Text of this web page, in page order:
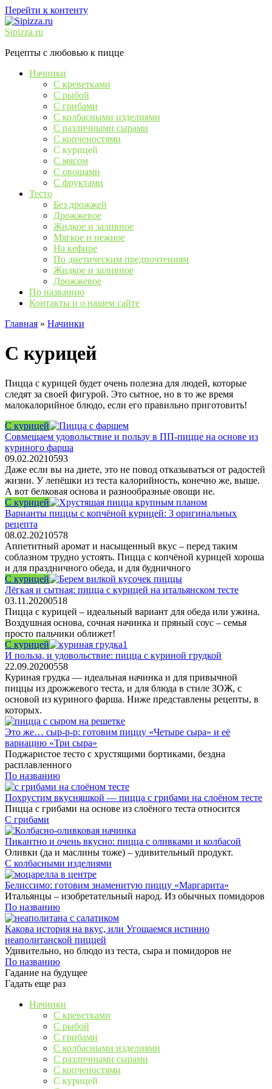
Перейти к контенту
Sipizza.ru
Рецепты с любовью к пицце
Начинки
С креветками
С рыбой
С грибами
С колбасными изделиями
С различными сырами
С копченостями
С курицей
С мясом
С овощами
С фруктами
Тесто
Без дрожжей
Дрожжевое
Жидкое и заливное
Мягкое и нежное
На кефире
По диетическим предпочтениям
Жидкое и заливное
Дрожжевое
По названию
Контакты и о нашем сайте
Главная » Начинки
С курицей
Пицца с курицей будет очень полезна для людей, которые
следят за своей фигурой. Это сытное, но в то же время
малокалорийное блюдо, если его правильно приготовить!
С курицей
Совмещаем удовольствие и пользу в ПП-пицце на основе из
куриного фарша
09.02.20210593
Даже если вы на диете, это не повод отказываться от радостей
жизни. У лепёшки из теста калорийность, конечно же, выше.
А вот белковая основа и разнообразные овощи не.
С курицей
Варианты пиццы с копчёной курицей: 3 оригинальных
рецепта
08.02.20210578
Аппетитный аромат и насыщенный вкус – перед таким
соблазном трудно устоять. Пицца с копчёной курицей хороша
и для праздничного обеда, и для будничного
С курицей
Лёгкая и сытная: пицца с курицей на итальянском тесте
03.11.20200518
Пицца с курицей – идеальный вариант для обеда или ужина.
Воздушная основа, сочная начинка и пряный соус – семья
просто пальчики оближет!
С курицей
И польза, и удовольствие: пицца с куриной грудкой
22.09.20200558
Куриная грудка — идеальная начинка и для привычной
пиццы из дрожжевого теста, и для блюда в стиле ЗОЖ, с
основой из куриного фарша. Ниже представлены рецепты, в
которых.
Это же… сыр-р-р: готовим пиццу «Четыре сыра» и её
вариацию «Три сыра»
Поджаристое тесто с хрустящими бортиками, бездна
расплавленного
По названию
Похрустим вкусняшкой — пицца с грибами на слоёном тесте
Пицца с грибами на основе из слоёного теста относится
С грибами
Пикантно и очень вкусно: пицца с оливками и колбасой
Оливки (да и маслины тоже) – удивительный продукт.
С колбасными изделиями
Белиссимо: готовим знаменитую пиццу «Маргарита»
Итальянцы – изобретательный народ. Из обычных помидоров
По названию
Какова история на вкус, или Угощаемся истинно
неаполитанской пиццей
Удивительно, но блюдо из теста, сыра и помидоров не
По названию
Гадание на будущее
Гадать еще раз
Начинки
С креветками
С рыбой
С грибами
С колбасными изделиями
С различными сырами
С копченостями
С курицей